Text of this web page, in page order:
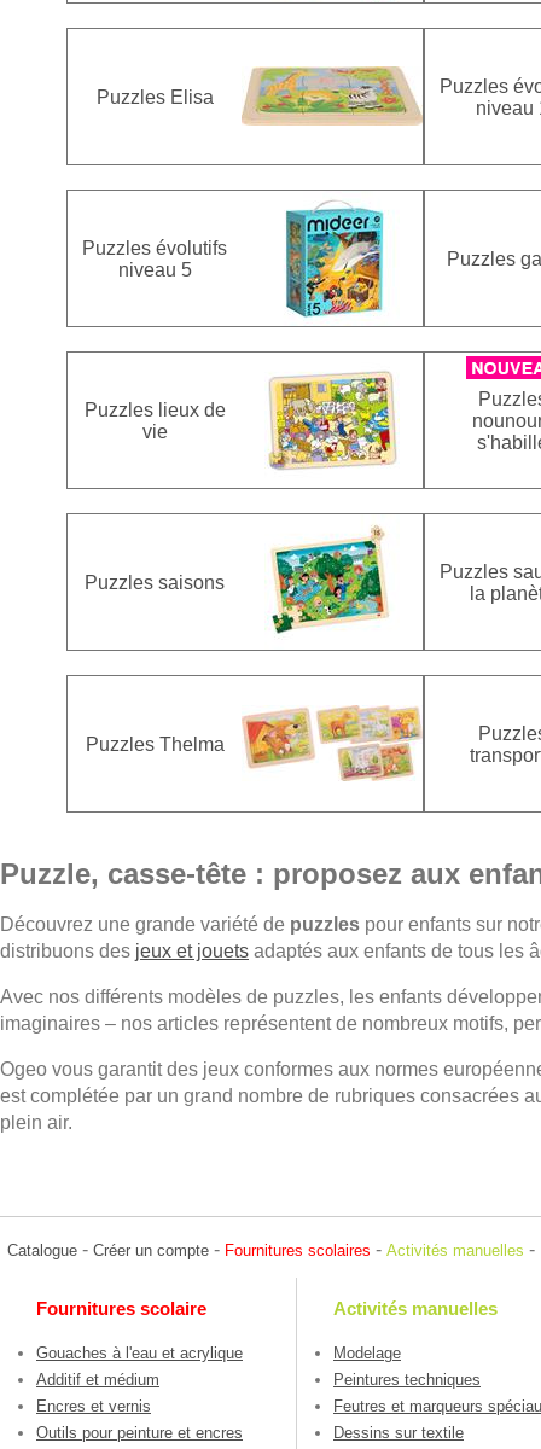
Puzzles Elisa
Puzzles
niveau
Puzzles évolutifs
niveau 5
Puzzles
Puzzles lieux de
vie
Puzzles saisons
Puzzles
la
Puzzles Thelma
Puzzle, casse-tête : proposez aux
Découvrez une grande variété de puzzles pour enfants sur
distribuons des jeux et jouets adaptés aux enfants de tous les
Avec nos différents modèles de puzzles, les enfants
imaginaires – nos articles représentent de nombreux motifs,
Ogeo vous garantit des jeux conformes aux normes
est complétée par un grand nombre de rubriques consacrées
plein air.
Catalogue - Créer un compte - Fournitures scolaires - Activités manuelles -
Fournitures scolaire
Gouaches à l'eau et acrylique
Additif et médium
Encres et vernis
Outils pour peinture et encres
Activités manuelles
Modelage
Peintures techniques
Feutres et marqueurs
Dessins sur textile